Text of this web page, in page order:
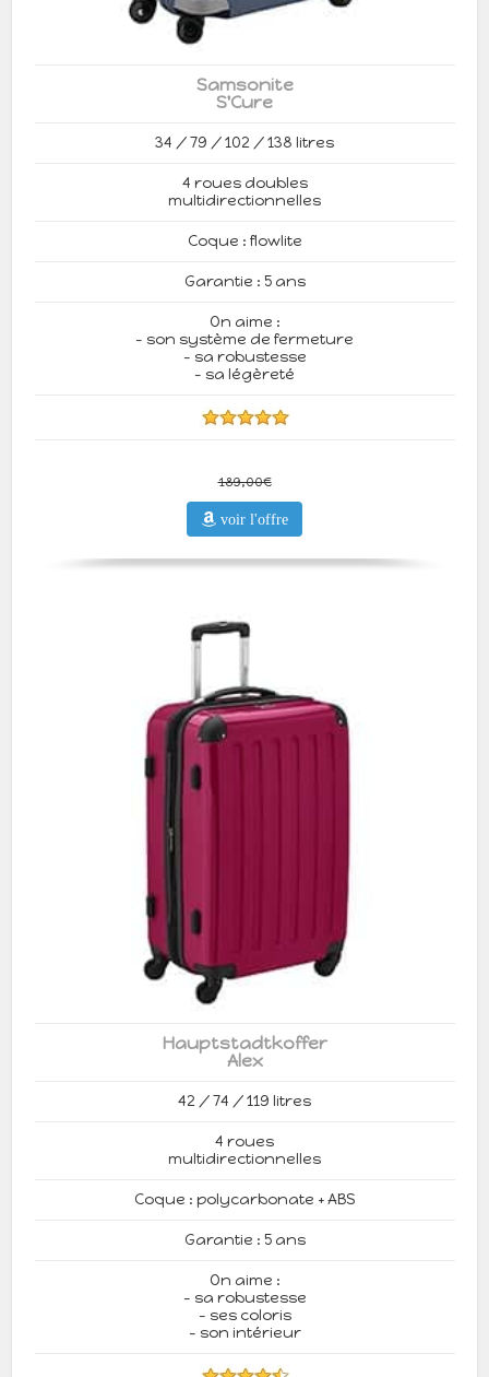
Samsonite
S'Cure
34 / 79 / 102 / 138 litres
4 roues doubles
multidirectionnelles
Coque : flowlite
Garantie : 5 ans
On aime :
- son système de fermeture
- sa robustesse
- sa légèreté
189,00€
voir l'offre
Hauptstadtkoffer
Alex
42 / 74 / 119 litres
4 roues
multidirectionnelles
Coque : polycarbonate + ABS
Garantie : 5 ans
On aime :
- sa robustesse
- ses coloris
- son intérieur